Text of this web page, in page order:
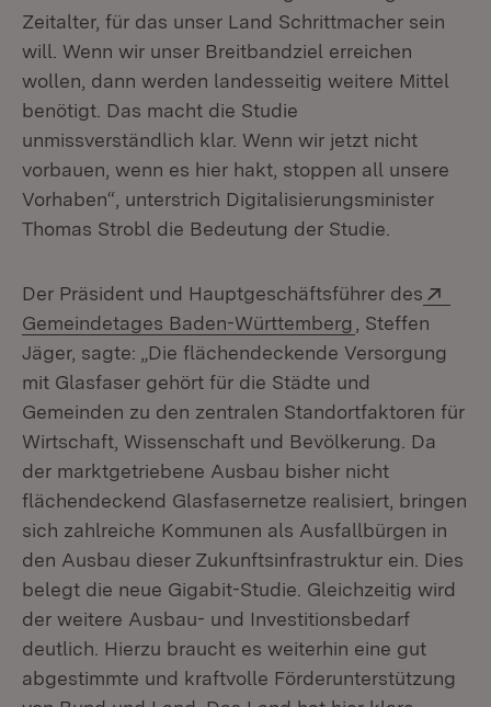
Zeitalter, für das unser Land Schrittmacher sein
will. Wenn wir unser Breitbandziel erreichen
wollen, dann werden landesseitig weitere Mittel
benötigt. Das macht die Studie
unmissverständlich klar. Wenn wir jetzt nicht
vorbauen, wenn es hier hakt, stoppen all unsere
Vorhaben“, unterstrich Digitalisierungsminister
Thomas Strobl die Bedeutung der Studie.
Der Präsident und Hauptgeschäftsführer des
Gemeindetages Baden-Württemberg (Öffnet in
, Steffen
Jäger, sagte: „Die flächendeckende Versorgung
mit Glasfaser gehört für die Städte und
Gemeinden zu den zentralen Standortfaktoren für
Wirtschaft, Wissenschaft und Bevölkerung. Da
der marktgetriebene Ausbau bisher nicht
flächendeckend Glasfasernetze realisiert, bringen
sich zahlreiche Kommunen als Ausfallbürgen in
den Ausbau dieser Zukunftsinfrastruktur ein. Dies
belegt die neue Gigabit-Studie. Gleichzeitig wird
der weitere Ausbau- und Investitionsbedarf
deutlich. Hierzu braucht es weiterhin eine gut
abgestimmte und kraftvolle Förderunterstützung